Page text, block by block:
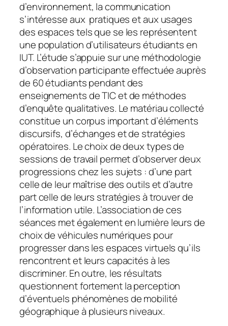
d’environnement, la communication
s’intéresse aux pratiques et aux usages
des espaces tels que se les représentent
une population d’utilisateurs étudiants en
IUT. L’étude s’appuie sur une méthodologie
d’observation participante effectuée auprès
de 60 étudiants pendant des
enseignements de TIC et de méthodes
d’enquête qualitatives. Le matériau collecté
constitue un corpus important d’éléments
discursifs, d’échanges et de stratégies
opératoires. Le choix de deux types de
sessions de travail permet d’observer deux
progressions chez les sujets : d’une part
celle de leur maîtrise des outils et d’autre
part celle de leurs stratégies à trouver de
l’information utile. L’association de ces
séances met également en lumière leurs de
choix de véhicules numériques pour
progresser dans les espaces virtuels qu’ils
rencontrent et leurs capacités à les
discriminer. En outre, les résultats
questionnent fortement la perception
d’éventuels phénomènes de mobilité
géographique à plusieurs niveaux.